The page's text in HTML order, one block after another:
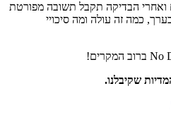
ואחרי הבדיקה תקבל תשובה מפורטת
כמה זה עולה ומה סיכויי